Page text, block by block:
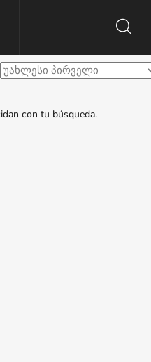
con tu búsqueda.